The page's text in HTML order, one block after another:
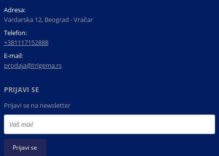
Adresa:
Vardarska 12, Beograd - Vračar
Telefon:
+381117152888
E-mail:
prodaja@trigema.rs
PRIJAVI SE
Prijavi se na newsletter
Prijavi se